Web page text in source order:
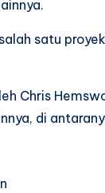
satu
Chris
di